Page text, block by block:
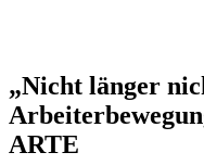
„Nicht länger
ARTE